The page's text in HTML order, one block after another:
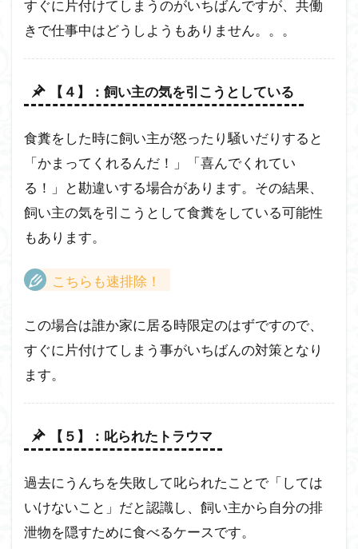
すぐに片付けてしまうのがいちばんですが、共働
きで仕事中はどうしようもありません。。。
【４】：飼い主の気を引こうとしている
食糞をした時に飼い主が怒ったり騒いだりすると
「かまってくれるんだ！」「喜んでくれてい
る！」と勘違いする場合があります。その結果、
飼い主の気を引こうとして食糞をしている可能性
もあります。
こちらも速排除！
この場合は誰か家に居る時限定のはずですので、
すぐに片付けてしまう事がいちばんの対策となり
ます。
【５】：叱られたトラウマ
過去にうんちを失敗して叱られたことで「しては
いけないこと」だと認識し、飼い主から自分の排
泄物を隠すために食べるケースです。